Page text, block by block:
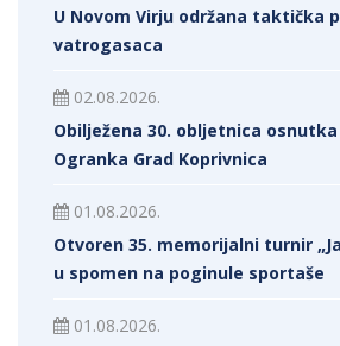
U Novom Virju održana taktička
vatrogasaca
02.08.2026.
Obilježena 30. obljetnica osnutka
Ogranka Grad Koprivnica
01.08.2026.
Otvoren 35. memorijalni turnir
u spomen na poginule sportaše
01.08.2026.